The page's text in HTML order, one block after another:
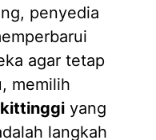
penyedia
agar tetap
memilih
yang
langkah